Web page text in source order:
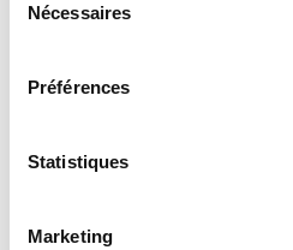
Nécessaires
Préférences
Statistiques
Marketing